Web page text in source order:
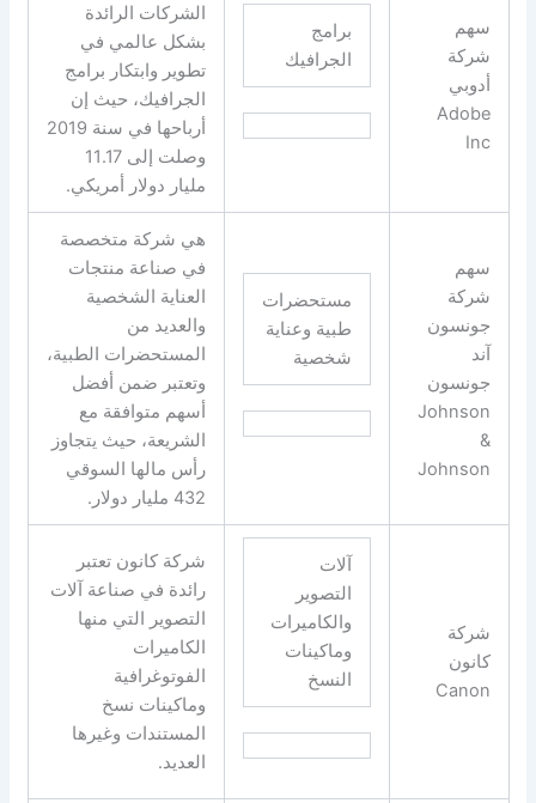
سهم
شركة
أدوبي
Adobe
Inc
برامج
الجرافيك
الشركات الرائدة
بشكل عالمي في
تطوير وابتكار برامج
الجرافيك، حيث إن
أرباحها في سنة 2019
وصلت إلى 11.17
مليار دولار أمريكي.
سهم
شركة
جونسون
آند
جونسون
Johnson
&
Johnson
مستحضرات
طبية وعناية
شخصية
هي شركة متخصصة
في صناعة منتجات
العناية الشخصية
والعديد من
المستحضرات الطبية،
وتعتبر ضمن أفضل
أسهم متوافقة مع
الشريعة، حيث يتجاوز
رأس مالها السوقي
432 مليار دولار.
شركة
كانون
Canon
آلات
التصوير
والكاميرات
وماكينات
النسخ
شركة كانون تعتبر
رائدة في صناعة آلات
التصوير التي منها
الكاميرات
الفوتوغرافية
وماكينات نسخ
المستندات وغيرها
العديد.